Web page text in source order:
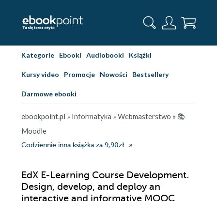
Kategorie Ebooki Audiobooki Książki
Kursy video Promocje Nowości Bestsellery
Darmowe ebooki
ebookpoint.pl » Informatyka » Webmasterstwo » 📚
Moodle
Codziennie inna książka za 9,90zł
EdX E-Learning Course Development.
Design, develop, and deploy an
interactive and informative MOOC